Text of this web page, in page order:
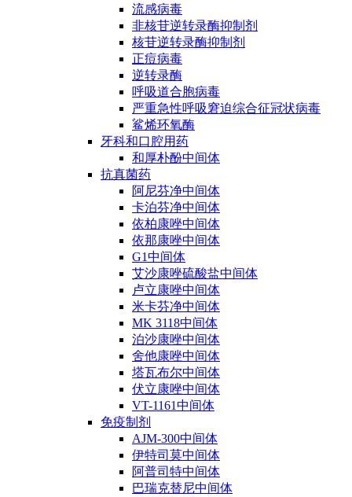
流感病毒
非核苷逆转录酶抑制剂
核苷逆转录酶抑制剂
正痘病毒
逆转录酶
呼吸道合胞病毒
严重急性呼吸窘迫综合征冠状病毒
鲨烯环氧酶
牙科和口腔用药
和厚朴酚中间体
抗真菌药
阿尼芬净中间体
卡泊芬净中间体
依柏康唑中间体
依那康唑中间体
G1中间体
艾沙康唑硫酸盐中间体
卢立康唑中间体
米卡芬净中间体
MK 3118中间体
泊沙康唑中间体
舍他康唑中间体
塔瓦布尔中间体
伏立康唑中间体
VT-1161中间体
免疫制剂
AJM-300中间体
伊特司莫中间体
阿普司特中间体
巴瑞克替尼中间体